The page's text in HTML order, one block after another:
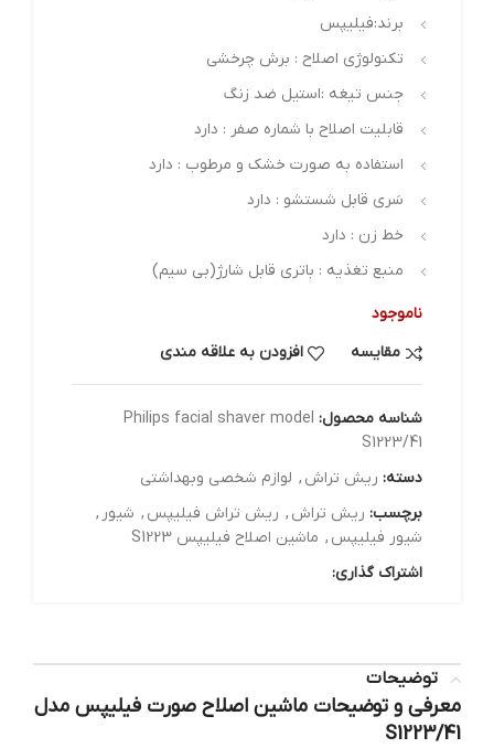
برند:فیلیپس
تکنولوژی اصلاح : برش چرخشی
جنس تیغه :استیل ضد زنگ
قابلیت اصلاح با شماره صفر : دارد
استفاده به صورت خشک و مرطوب : دارد
سَری قابل شستشو : دارد
خط زن : دارد
منبع تغذیه : باتری قابل شارژ(بی سیم)
ناموجود
مقایسه
افزودن به علاقه مندی
شناسه محصول: Philips facial shaver model
S1223/41
دسته: ریش تراش , لوازم شخصی وبهداشتی
برچسب: ریش تراش , ریش تراش فیلیپس , شیور ,
شیور فیلیپس , ماشین اصلاح فیلیپس S1223
اشتراک گذاری:
توضیحات
معرفی و توضیحات ماشین اصلاح صورت فیلیپس مدل
S1223/41